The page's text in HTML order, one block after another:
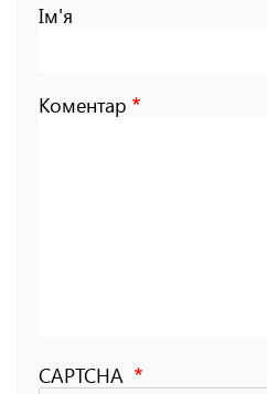
Ім'я
Коментар
CAPTCHA